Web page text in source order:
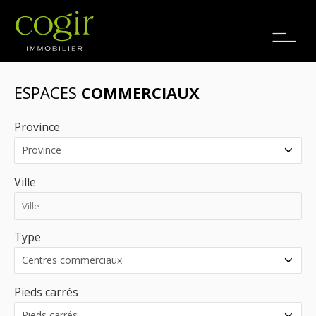
Emplois
ESPACES COMMERCIAUX
Province
Ville
Type
Pieds carrés